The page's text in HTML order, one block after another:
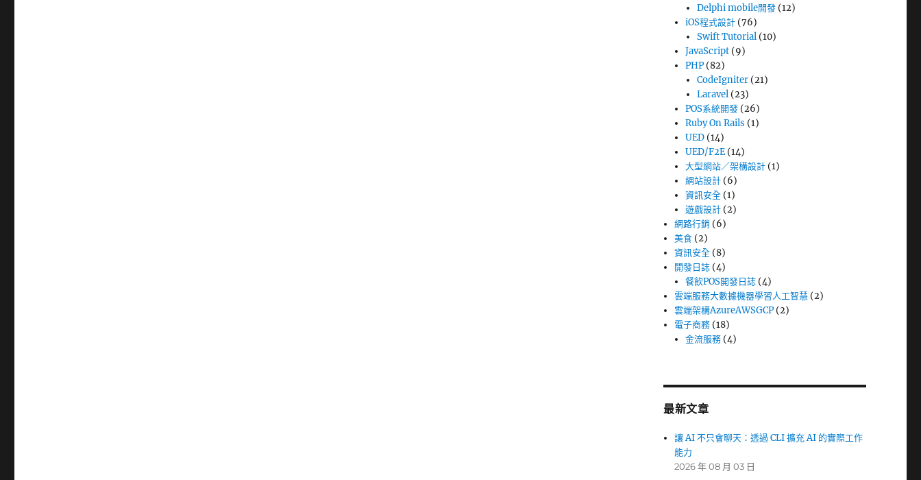
Delphi mobile開發(12)
iOS程式設計 (76)
Swift Tutorial(10)
JavaScript (9)
PHP (82)
CodeIgniter(21)
Laravel(23)
POS系統開發 (26)
Ruby On Rails (1)
UED (14)
UED/F2E (14)
大型網站／架構設計 (1)
網站設計 (6)
資訊安全 (1)
遊戲設計 (2)
網路行銷 (6)
美食 (2)
資訊安全 (8)
開發日誌 (4)
餐飲POS開發日誌 (4)
雲端服務大數據機器學習人工智慧 (2)
雲端架構AzureAWSGCP (2)
電子商務 (18)
金流服務 (4)
最新文章
讓 AI 不只會聊天：透過 CLI 擴充 AI 的實際工作
能力
2026 年 08 月 03 日